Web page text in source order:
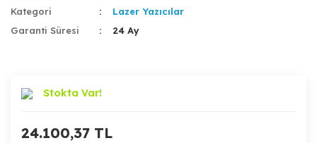
Kategori
Lazer Yazıcılar
Garanti Süresi
24 Ay
Stokta Var!
24.100,37 TL